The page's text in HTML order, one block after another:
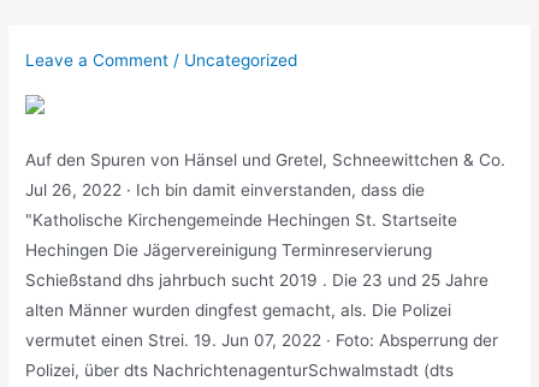
content
Leave a Comment / Uncategorized
Auf den Spuren von Hänsel und Gretel, Schneewittchen & Co.
Jul 26, 2022 · Ich bin damit einverstanden, dass die
"Katholische Kirchengemeinde Hechingen St. Startseite
Hechingen Die Jägervereinigung Terminreservierung
Schießstand dhs jahrbuch sucht 2019 . Die 23 und 25 Jahre
alten Männer wurden dingfest gemacht, als. Die Polizei
vermutet einen Strei. 19. Jun 07, 2022 · Foto: Absperrung der
Polizei, über dts NachrichtenagenturSchwalmstadt (dts